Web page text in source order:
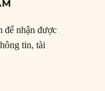
để nhận được
tin, tài